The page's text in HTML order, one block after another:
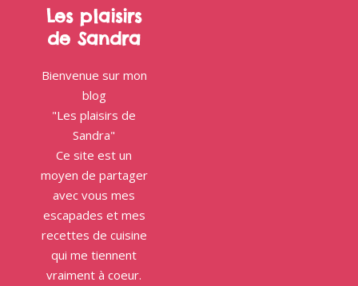
Les plaisirs
de Sandra
Bienvenue sur mon
blog
"Les plaisirs de
Sandra"
Ce site est un
moyen de partager
avec vous mes
escapades et mes
recettes de cuisine
qui me tiennent
vraiment à coeur.